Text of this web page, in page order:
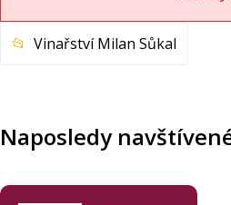
Vinařství Milan Sůkal
Naposledy